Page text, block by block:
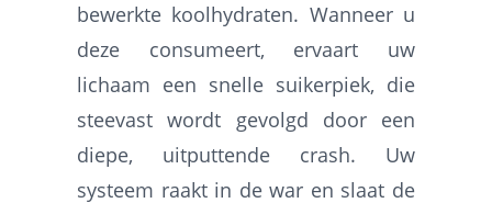
bewerkte koolhydraten. Wanneer u
deze consumeert, ervaart uw
lichaam een snelle suikerpiek, die
steevast wordt gevolgd door een
diepe, uitputtende crash. Uw
systeem raakt in de war en slaat de